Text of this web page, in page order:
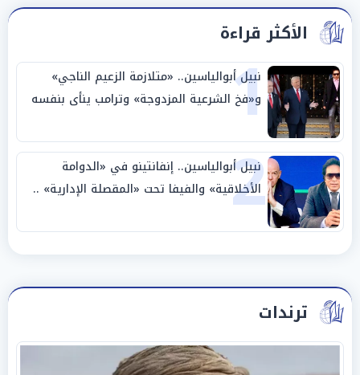
الأكثر قراءة
1
نبيل أبوالياسين.. «متلازمة الزعيم الناجي»
و«فخ الشرعية المزدوجة» وترامب ينأى بنفسه
وحليفه في «ميتم استراتيجي»
2
نبيل أبوالياسين.. إنفانتينو في «الدوامة
الأخلاقية» والفيفا تحت «المقصلة الإدارية» ..
«عبادة العرش وجنازة المصداقية»
ترندات